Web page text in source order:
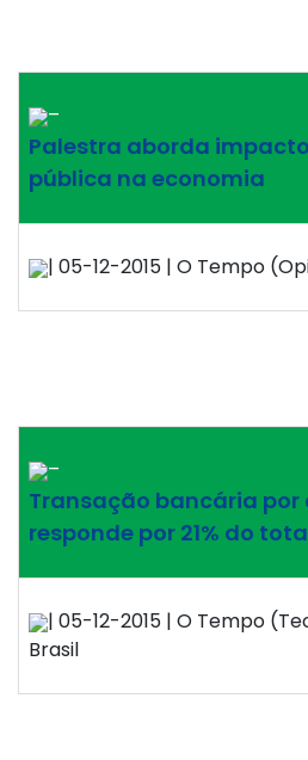
–
Palestra aborda
pública na economia
| 05-12-2015 | O Tempo
–
Transação bancária por
responde por 21% do
| 05-12-2015 | O Tempo
Brasil